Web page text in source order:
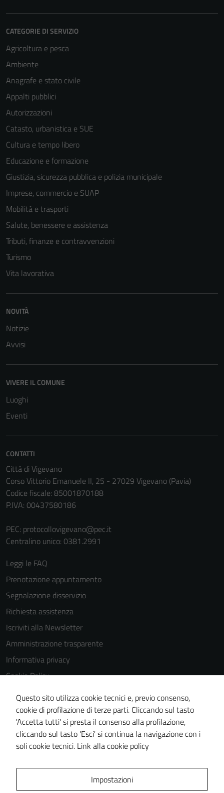
CATEGORIE DI SERVIZIO
Agricoltura e pesca
Ambiente
Anagrafe e stato civile
Appalti pubblici
Autorizzazioni
Catasto, urbanistica e SUE
Cultura e tempo libero
Educazione e formazione
Giustizia, sicurezza pubblica e polizia municipale
Imprese, commercio e SUAP
Mobilità e trasporti
Salute, benessere e assistenza
Tributi, finanze e contravvenzioni
Turismo
Vita lavorativa
NOVITÀ
Notizie
Avvisi
VIVERE IL COMUNE
Luoghi
Eventi
CONTATTI
Città di Vigevano
Corso Vittorio Emanuele II, 25 - 27029 Vigevano (Pavia)
Codice fiscale: 85001870188
P.IVA: 00437580186
PEC: protocollovigevano@pec.it
Centralino unico: 0381.2991
Leggi le FAQ
Prenotazione appuntamento
Segnalazione disservizio
Richiesta assistenza
Iscriviti alla Newsletter
Amministrazione trasparente
Informativa privacy
Cookie Policy
Media policy
Note legali
Dichiarazione di accessibilità
Piano di miglioramento del sito
Questo sito utilizza cookie tecnici e, previo consenso,
cookie di profilazione di terze parti. Cliccando sul tasto
'Accetta tutti' si presta il consenso alla profilazione,
cliccando sul tasto 'Esci' si continua la navigazione con i
soli cookie tecnici. Link alla cookie policy
Impostazioni
essere
disabilitati.
Questi cookie
non raccolgono
informazioni